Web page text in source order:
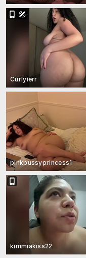
Curlyierr
pinkpussyprincess1
kimmiakiss22